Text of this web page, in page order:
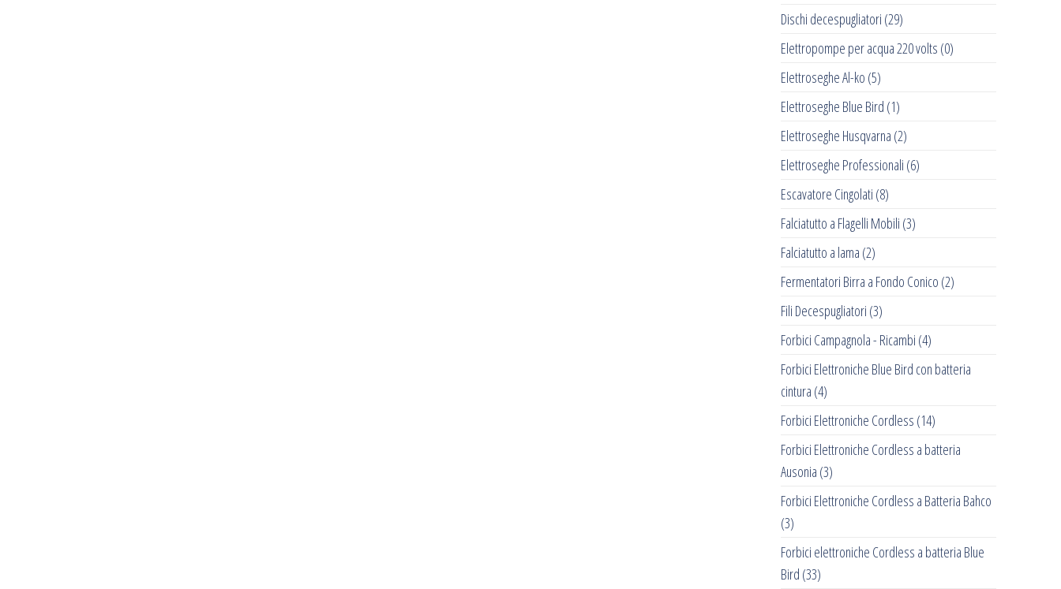
Dischi decespugliatori (29)
Elettropompe per acqua 220 volts (0)
Elettroseghe Al-ko (5)
Elettroseghe Blue Bird (1)
Elettroseghe Husqvarna (2)
Elettroseghe Professionali (6)
Escavatore Cingolati (8)
Falciatutto a Flagelli Mobili (3)
Falciatutto a lama (2)
Fermentatori Birra a Fondo Conico (2)
Fili Decespugliatori (3)
Forbici Campagnola - Ricambi (4)
Forbici Elettroniche Blue Bird con batteria
cintura (4)
Forbici Elettroniche Cordless (14)
Forbici Elettroniche Cordless a batteria
Ausonia (3)
Forbici Elettroniche Cordless a Batteria Bahco
(3)
Forbici elettroniche Cordless a batteria Blue
Bird (33)